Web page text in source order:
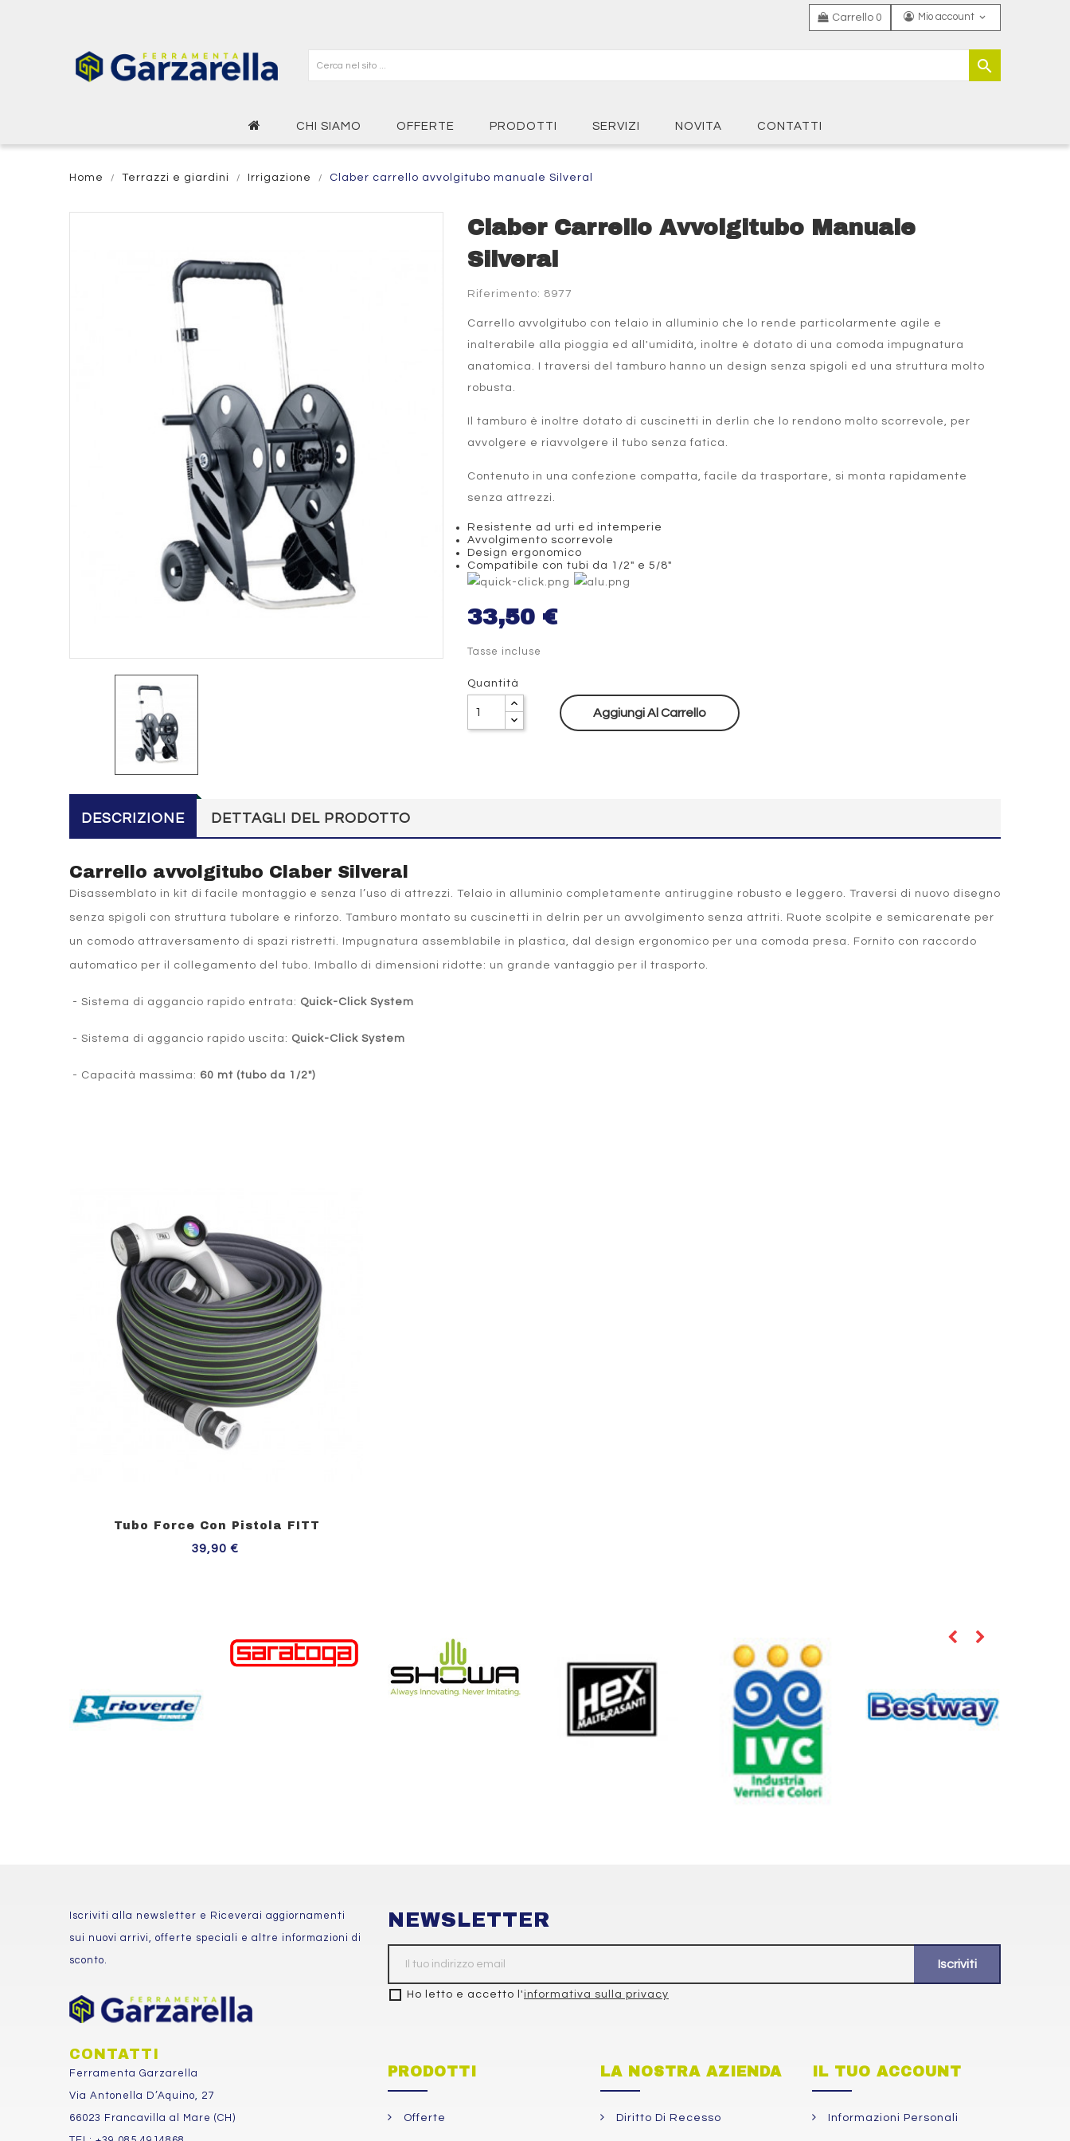
Mio account keyboard_arrow_down
Carrello 0
search
CHI SIAMO OFFERTE PRODOTTI SERVIZI NOVITA CONTATTI
Home Terrazzi e giardini Irrigazione Claber carrello avvolgitubo manuale Silveral
Claber Carrello Avvolgitubo Manuale
Silveral
Riferimento: 8977
Carrello avvolgitubo con telaio in alluminio che lo rende particolarmente agile e
inalterabile alla pioggia ed all'umidità, inoltre è dotato di una comoda impugnatura
anatomica. I traversi del tamburo hanno un design senza spigoli ed una struttura molto
robusta.
Il tamburo è inoltre dotato di cuscinetti in derlin che lo rendono molto scorrevole, per
avvolgere e riavvolgere il tubo senza fatica.
Contenuto in una confezione compatta, facile da trasportare, si monta rapidamente
senza attrezzi.
Resistente ad urti ed intemperie
Avvolgimento scorrevole
Design ergonomico
Compatibile con tubi da 1/2" e 5/8"
33,50 €
Tasse incluse
Quantità
Aggiungi Al Carrello
DESCRIZIONE DETTAGLI DEL PRODOTTO
Carrello avvolgitubo Claber Silveral
Disassemblato in kit di facile montaggio e senza l’uso di attrezzi. Telaio in alluminio completamente antiruggine robusto e leggero. Traversi di nuovo disegno
senza spigoli con struttura tubolare e rinforzo. Tamburo montato su cuscinetti in delrin per un avvolgimento senza attriti. Ruote scolpite e semicarenate per
un comodo attraversamento di spazi ristretti. Impugnatura assemblabile in plastica, dal design ergonomico per una comoda presa. Fornito con raccordo
automatico per il collegamento del tubo. Imballo di dimensioni ridotte: un grande vantaggio per il trasporto.
- Sistema di aggancio rapido entrata: Quick-Click System
- Sistema di aggancio rapido uscita: Quick-Click System
- Capacità massima: 60 mt (tubo da 1/2")
Tubo Force Con Pistola FITT
39,90 €
Iscriviti alla newsletter e Riceverai aggiornamenti
sui nuovi arrivi, offerte speciali e altre informazioni di
sconto.
CONTATTI
Ferramenta Garzarella
Via Antonella D’Aquino, 27
66023 Francavilla al Mare (CH)
NEWSLETTER
Ho letto e accetto l' informativa sulla privacy
PRODOTTI
Offerte
LA NOSTRA AZIENDA
Diritto Di Recesso
IL TUO ACCOUNT
Informazioni Personali